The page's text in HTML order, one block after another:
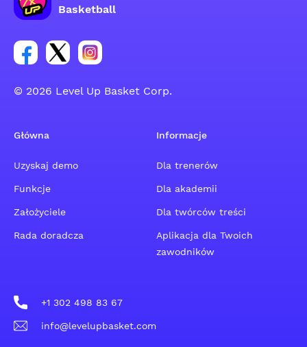
Basketball
Link do grupy społecznościowej na Facebooku
Link do konta na Twitterze grupy
Link do konta na Instagramie grupy
© 2026 Level Up Basket Corp.
Główna
Uzyskaj demo
Funkcje
Założyciele
Rada doradcza
Informacje
Dla trenerów
Dla akademii
Dla twórców treści
Aplikacja dla Twoich
zawodników
+1 302 498 83 67
info@levelupbasket.com